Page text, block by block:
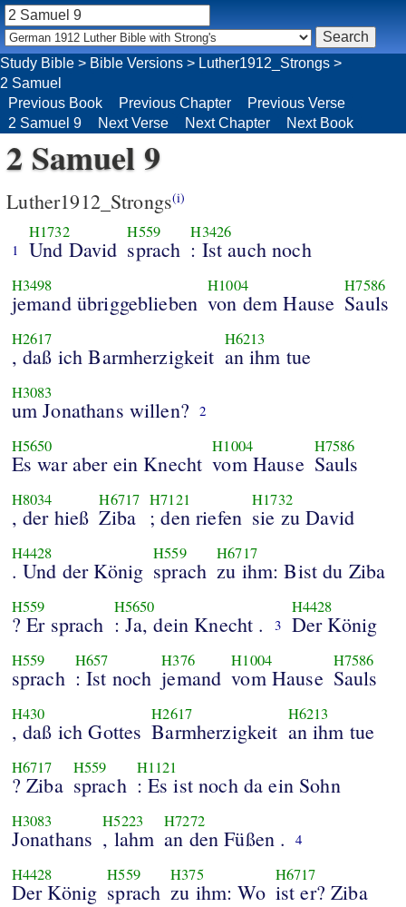
Study Bible > Bible Versions > Luther1912_Strongs >
2 Samuel
Previous Book
Previous Chapter
Previous Verse
2 Samuel 9
Next Verse Next Chapter Next Book
2 Samuel 9
Luther1912_Strongs(i)
1
H1732
Und David
H559
sprach
H3426
: Ist auch noch
H3498
jemand übriggeblieben
H1004
von dem Hause
H7586
Sauls
H2617
, daß ich Barmherzigkeit
H6213
an ihm tue
H3083
um Jonathans willen? 2
H5650
Es war aber ein Knecht
H1004
vom Hause
H7586
Sauls
H8034
, der hieß
H6717
Ziba
H7121
; den riefen
H1732
sie zu David
H4428
. Und der König
H559
sprach
H6717
zu ihm: Bist du Ziba
H559
? Er sprach
H5650
: Ja, dein Knecht . 3
H4428
Der König
H559
sprach
H657
: Ist noch
H376
jemand
H1004
vom Hause
H7586
Sauls
H430
, daß ich Gottes
H2617
Barmherzigkeit
H6213
an ihm tue
H6717
? Ziba
H559
sprach
H1121
: Es ist noch da ein Sohn
H3083
Jonathans
H5223
, lahm
H7272
an den Füßen . 4
H4428
Der König
H559
sprach
H375
zu ihm: Wo
H6717
ist er? Ziba